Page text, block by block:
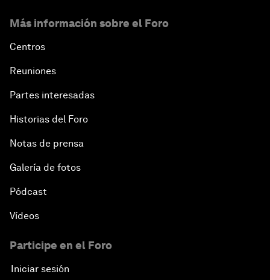
Más información sobre el Foro
Centros
Reuniones
Partes interesadas
Historias del Foro
Notas de prensa
Galería de fotos
Pódcast
Vídeos
Participe en el Foro
Iniciar sesión